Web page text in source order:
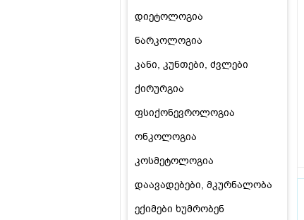
დიეტოლოგია
ნარკოლოგია
კანი, კუნთები, ძვლები
ქირურგია
ფსიქონევროლოგია
ონკოლოგია
კოსმეტოლოგია
დაავადებები, მკურნალობა
ექიმები ხუმრობენ